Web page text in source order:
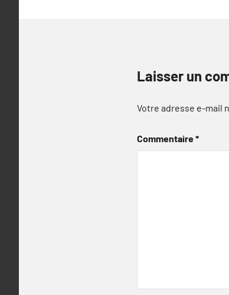
Laisser un
Votre adresse e-mail
Commentaire*